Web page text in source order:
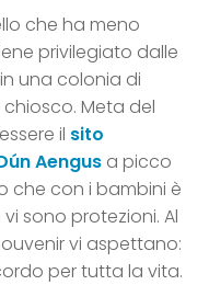
che ha meno
privilegiato dalle
una colonia di
chiosco. Meta del
il sito
Aengus a picco
che con i bambini è
sono protezioni. Al
vi aspettano:
per tutta la vita.